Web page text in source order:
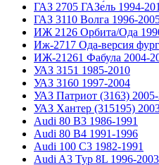
ГАЗ 2705 ГАЗе́ль 1994-
ГАЗ 3110 Волга 1996-
ИЖ 2126 Орбита/Ода
Иж-2717 Ода-версия
ИЖ-21261 Фабула 2004-
УАЗ 3151 1985-2010
УАЗ 3160 1997-2004
УАЗ Патриот (3163)
УАЗ Хантер (315195)
Audi 80 B3 1986-1991
Audi 80 B4 1991-1996
Audi 100 C3 1982-1991
Audi A3 Typ 8L 1996-2003